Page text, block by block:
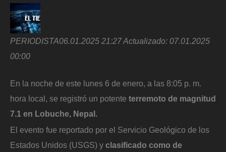
PERIODISTA06.01.2025 21:27Actualizado: 07.01.2025
00:00
En la noche de este lunes 6 de enero, a las 8:05 p. m.
hora local, se registró un potente terremoto de magnitud
7.1 en Lobuche, Nepal.
El evento fue reportado por el Servicio Geológico de los
Estados Unidos (USGS) y clasificado como de